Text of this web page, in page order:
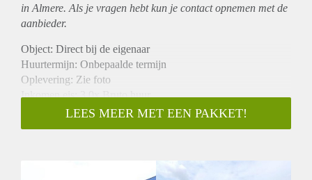
in Almere. Als je vragen hebt kun je contact opnemen met de
aanbieder.
Object: Direct bij de eigenaar
Huurtermijn: Onbepaalde termijn
Oplevering: Zie foto
Inkomen eis: 3,0x Bruto huur
Garantiestelling mogelijk: Ja
Borg: 1 Maand
Huisdieren toegestaan: Afhankelijk van de Eigenaar
LEES MEER MET EEN PAKKET!